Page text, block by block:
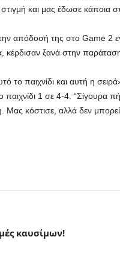
και μας έδωσε κάποια
απόδοσή της στο Game 2
κέρδισαν ξανά στην
το παιχνίδι και αυτή η
παιχνίδι 1 σε 4-4.
κόστισε, αλλά δεν
καυσίμων!